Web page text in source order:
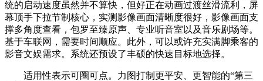
统的启动速度虽然并不算快，但好正在动画过渡丝滑流利，屏
幕顶手下拉节制核心，实测影像画面清晰度很好，影像画面支
撑多角度查看，包罗至臻原声、专业听音室以及音乐剧场等。
基于车联网，需要时间顺应。此外，可以或许充实满脚乘客的
影音文娱需求。系统还预设了丰硕的快速目标地选择。
适用性表示可圈可点。力图打制更平安、更智能的“第三